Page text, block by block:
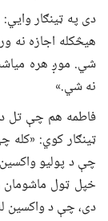
دی په ټینګار
هیڅکله اجازه نه
شي. موږ هره
نه شي.»
فاطمه هم چې تل د
ټینګار کوي: «کله
چې د پولیو
خپل ټول
دی، چې د واکسین